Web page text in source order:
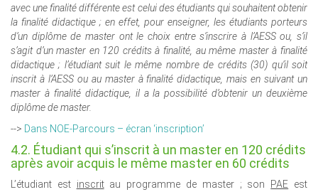
avec une finalité différente est celui des étudiants qui souhaitent obtenir
la finalité didactique ; en effet, pour enseigner, les étudiants porteurs
d’un diplôme de master ont le choix entre s’inscrire à l’AESS ou, s’il
s’agit d’un master en 120 crédits à finalité, au même master à finalité
didactique ; l’étudiant suit le même nombre de crédits (30) qu’il soit
inscrit à l’AESS ou au master à finalité didactique, mais en suivant un
master à finalité didactique, il a la possibilité d’obtenir un deuxième
diplôme de master.
--> Dans NOE-Parcours – écran ‘inscription’
4.2. Étudiant qui s’inscrit à un master en 120 crédits
après avoir acquis le même master en 60 crédits
L’étudiant est inscritau programme de master ; son PAE est